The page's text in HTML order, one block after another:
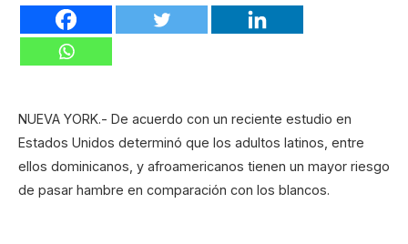
NUEVA YORK.- De acuerdo con un reciente estudio en
Estados Unidos determinó que los adultos latinos, entre
ellos dominicanos, y afroamericanos tienen un mayor riesgo
de pasar hambre en comparación con los blancos.